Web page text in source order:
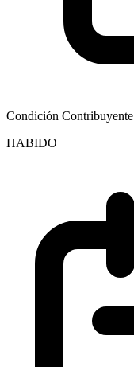
Condición Contribuyente
HABIDO